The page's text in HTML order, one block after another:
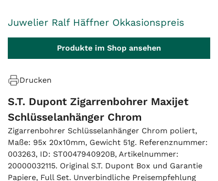
Juwelier Ralf Häffner Okkasionspreis
Produkte im Shop ansehen
Drucken
S.T. Dupont Zigarrenbohrer Maxijet
Schlüsselanhänger Chrom
Zigarrenbohrer Schlüsselanhänger Chrom poliert,
Maße: 95x 20x10mm, Gewicht 51g. Referenznummer:
003263, ID: ST0047940920B, Artikelnummer:
20000032115. Original S.T. Dupont Box und Garantie
Papiere, Full Set. Unverbindliche Preisempfehlung